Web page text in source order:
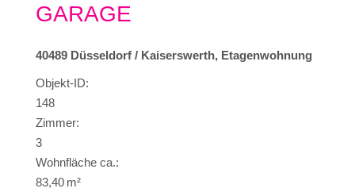
GARAGE
40489 Düsseldorf / Kaiserswerth, Etagenwohnung
Objekt-ID:
148
Zimmer:
3
Wohnfläche ca.:
83,40 m²